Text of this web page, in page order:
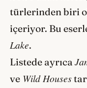
türlerinden biri
içeriyor. Bu
Lake.
Listede ayrıca
ve Wild Houses